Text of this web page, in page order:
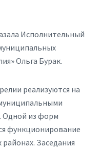
Исполнительный
Ольга Бурак.
реализуются на
Одной из форм
функционирование
Заседания